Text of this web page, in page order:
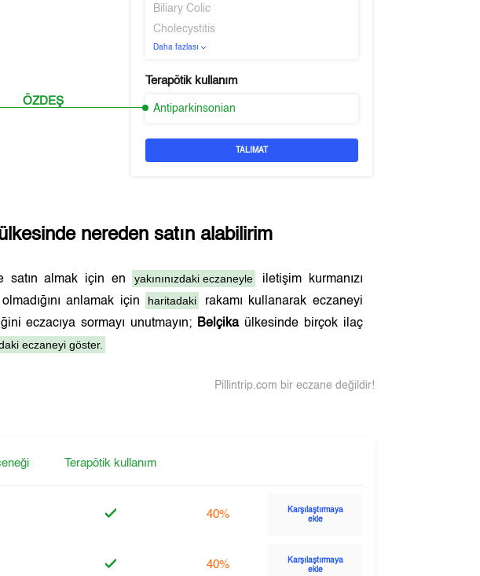
ÖZDEŞ
Biliary Colic
Cholecystitis
Daha fazlası
Terapötik kullanım
Antiparkinsonian
TALIMAT
nereden satın alabilirim
satın almak için en yakınınızdaki eczaneyle
iletişim kurmanızı
anlamak için haritadaki
rakamı kullanarak eczaneyi
eczacıya sormayı unutmayın;
Belçikaülkesinde birçok ilaç
eczaneyi göster.
Pillintrip.com bir eczane değildir!
Terapötik kullanım
40%
Karşılaştırmaya
ekle
40%
Karşılaştırmaya
ekle